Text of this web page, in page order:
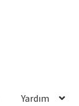
Yardım